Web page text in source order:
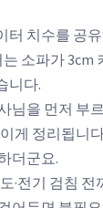
터 치수를 공
소파가 3cm
니다.
님을 먼저 부
게 정리됩니
더군요.
·전기 검침